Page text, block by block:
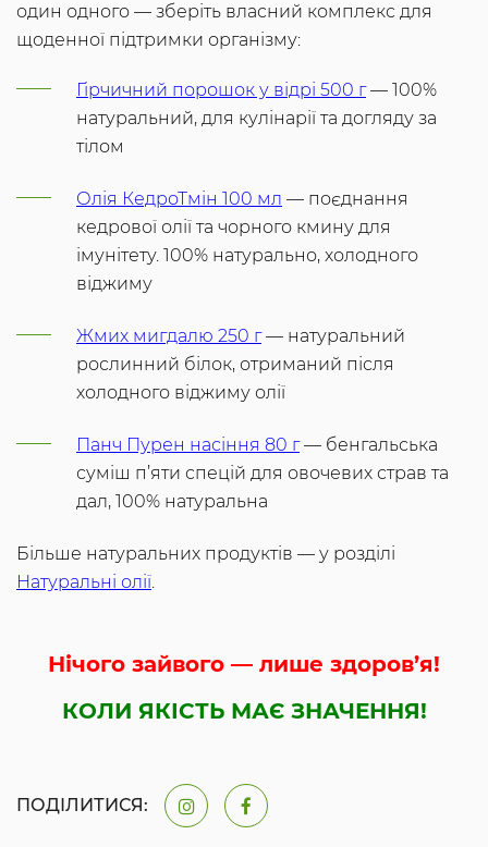
один одного — зберіть власний комплекс для
щоденної підтримки організму:
Гірчичний порошок у відрі 500 г— 100%
натуральний, для кулінарії та догляду за
тілом
Олія КедроТмін 100 мл — поєднання
кедрової олії та чорного кмину для
імунітету. 100% натурально, холодного
віджиму
Жмих мигдалю 250 г— натуральний
рослинний білок, отриманий після
холодного віджиму олії
Панч Пурен насіння 80 г— бенгальська
суміш п’яти спецій для овочевих страв та
дал, 100% натуральна
Більше натуральних продуктів — у розділі
Натуральні олії.
Нічого зайвого — лише здоров’я!
КОЛИ ЯКІСТЬ МАЄ ЗНАЧЕННЯ!
ПОДІЛИТИСЯ: